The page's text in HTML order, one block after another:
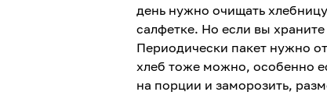
день нужно очищать
салфетке. Но если вы
Периодически пакет нужно
хлеб тоже можно, особенно
на порции и заморозить,